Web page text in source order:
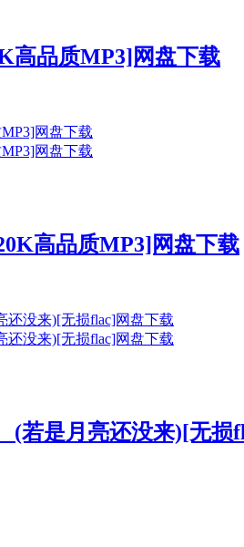
高品质MP3]网盘下载
高品质MP3]网盘下载
(若是月亮还没来)[无损